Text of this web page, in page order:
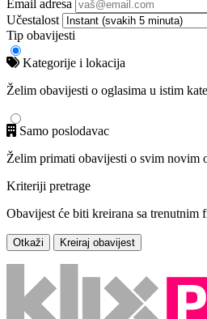
Email adresa
Učestalost
Tip obavijesti
Kategorije i lokacija
Želim obavijesti o oglasima u istim
Samo poslodavac
Želim primati obavijesti o svim novim
Kriteriji pretrage
Obavijest će biti kreirana sa trenutnim
Otkaži Kreiraj obavijest